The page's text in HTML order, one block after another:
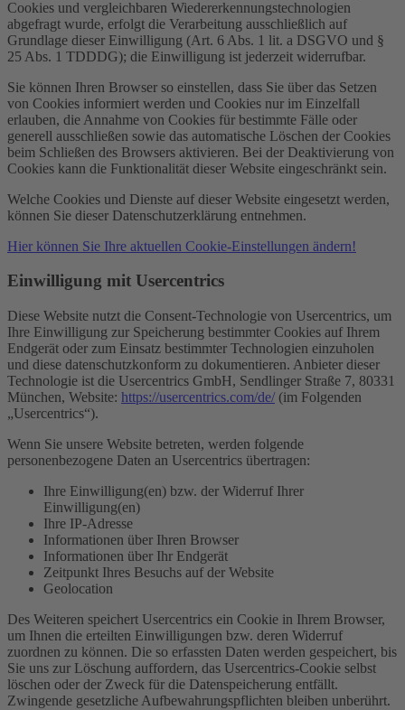
Cookies und vergleichbaren Wiedererkennungstechnologien
abgefragt wurde, erfolgt die Verarbeitung ausschließlich auf
Grundlage dieser Einwilligung (Art. 6 Abs. 1 lit. a DSGVO und §
25 Abs. 1 TDDDG); die Einwilligung ist jederzeit widerrufbar.
Sie können Ihren Browser so einstellen, dass Sie über das Setzen
von Cookies informiert werden und Cookies nur im Einzelfall
erlauben, die Annahme von Cookies für bestimmte Fälle oder
generell ausschließen sowie das automatische Löschen der Cookies
beim Schließen des Browsers aktivieren. Bei der Deaktivierung von
Cookies kann die Funktionalität dieser Website eingeschränkt sein.
Welche Cookies und Dienste auf dieser Website eingesetzt werden,
können Sie dieser Datenschutzerklärung entnehmen.
Hier können Sie Ihre aktuellen Cookie-Einstellungen ändern!
Einwilligung mit Usercentrics
Diese Website nutzt die Consent-Technologie von Usercentrics, um
Ihre Einwilligung zur Speicherung bestimmter Cookies auf Ihrem
Endgerät oder zum Einsatz bestimmter Technologien einzuholen
und diese datenschutzkonform zu dokumentieren. Anbieter dieser
Technologie ist die Usercentrics GmbH, Sendlinger Straße 7, 80331
München, Website: https://usercentrics.com/de/ (im Folgenden
„Usercentrics“).
Wenn Sie unsere Website betreten, werden folgende
personenbezogene Daten an Usercentrics übertragen:
Ihre Einwilligung(en) bzw. der Widerruf Ihrer
Einwilligung(en)
Ihre IP-Adresse
Informationen über Ihren Browser
Informationen über Ihr Endgerät
Zeitpunkt Ihres Besuchs auf der Website
Geolocation
Des Weiteren speichert Usercentrics ein Cookie in Ihrem Browser,
um Ihnen die erteilten Einwilligungen bzw. deren Widerruf
zuordnen zu können. Die so erfassten Daten werden gespeichert, bis
Sie uns zur Löschung auffordern, das Usercentrics-Cookie selbst
löschen oder der Zweck für die Datenspeicherung entfällt.
Zwingende gesetzliche Aufbewahrungspflichten bleiben unberührt.